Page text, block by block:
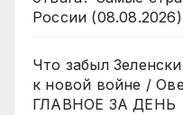
России (08.08.2026)
Что забыл
к новой войне /
ГЛАВНОЕ ЗА ДЕНЬ